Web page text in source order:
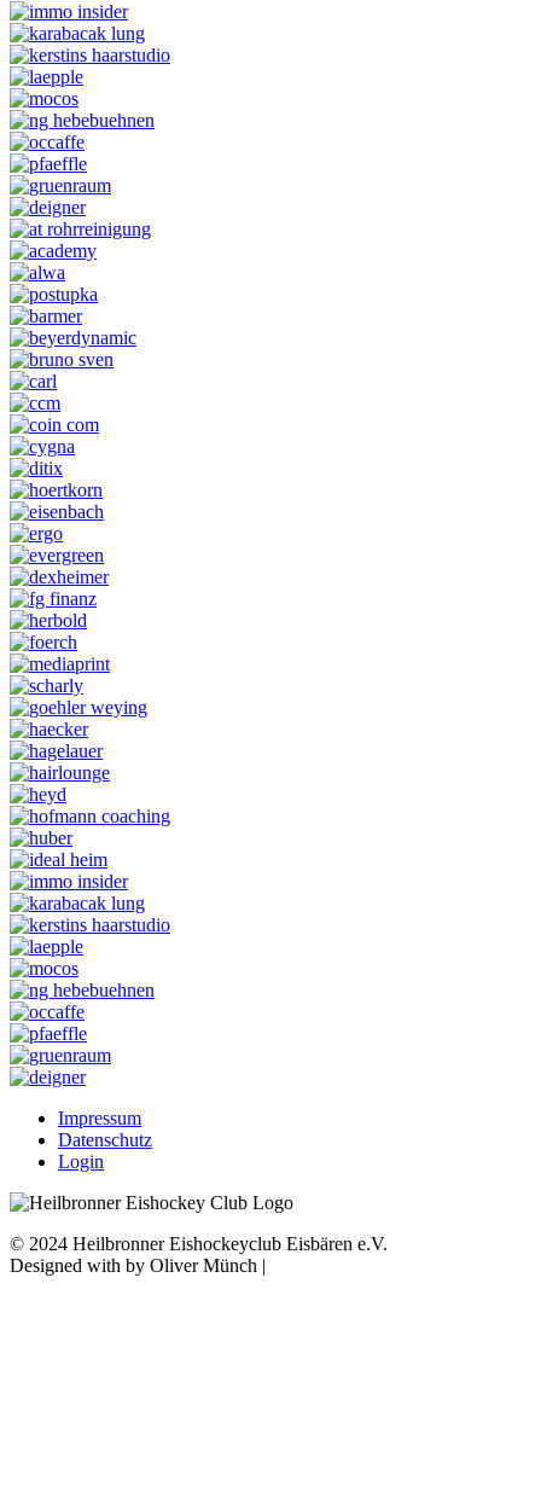
Impressum
Datenschutz
Login
© 2024 Heilbronner Eishockeyclub Eisbären e.V.
Designed with by Oliver Münch |